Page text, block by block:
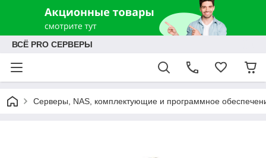
ВСЁ PRO СЕРВЕРЫ
Серверы, NAS, комплектующие и программное